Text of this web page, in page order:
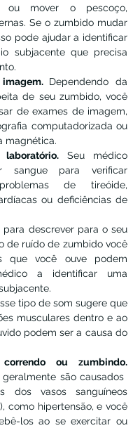
ou mover o pescoço,
Se o zumbido mudar
pode ajudar a identificar
subjacente que precisa
Dependendo da
de seu zumbido, você
de exames de imagem,
computadorizada ou
magnética.
Seu médico
sangue para verificar
de tireóide,
ou deficiências de
para descrever para o seu
de ruído de zumbido você
que você ouve podem
a identificar uma
tipo de som sugere que
musculares dentro e ao
podem ser a causa do
geralmente são causados
dos vasos sanguíneos
como hipertensão, e você
los ao se exercitar ou